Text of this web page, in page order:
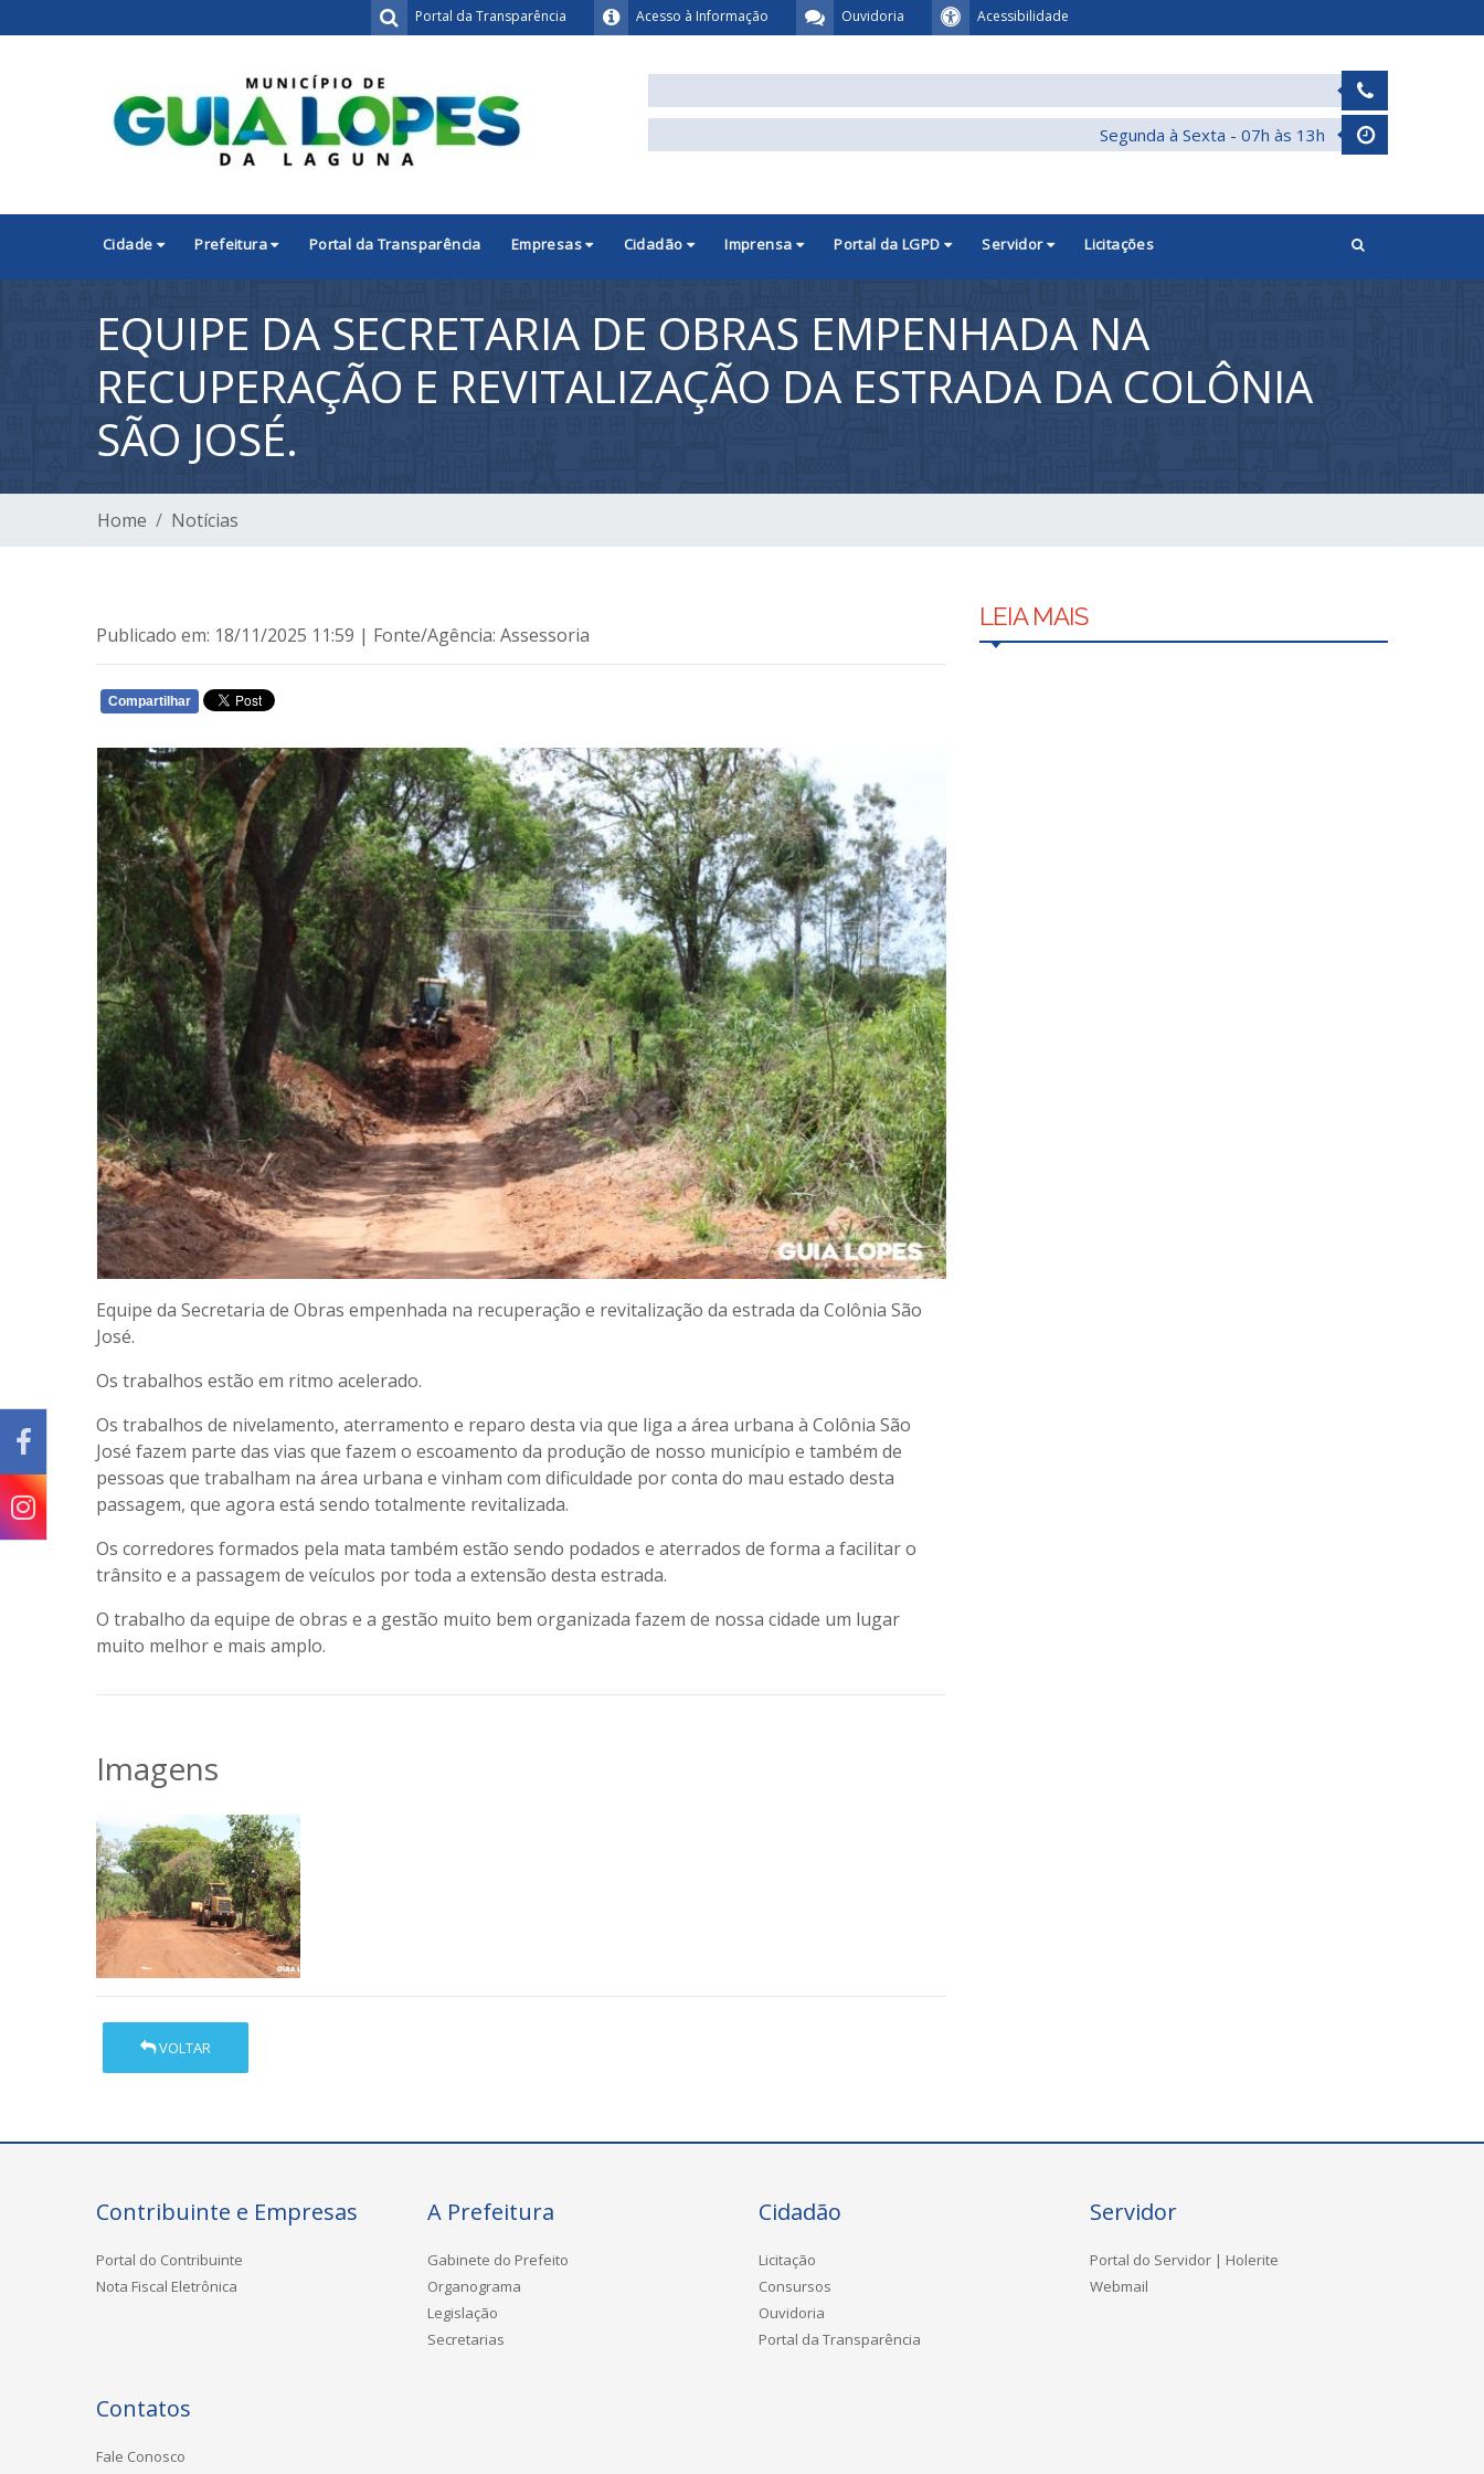
Acessibilidade
Ouvidoria
Acesso à Informação
Portal da Transparência
Segunda à Sexta - 07h às 13h
Cidade Prefeitura Portal da Transparência Empresas Cidadão Imprensa Portal da LGPD Servidor Licitações
EQUIPE DA SECRETARIA DE OBRAS EMPENHADA NA
RECUPERAÇÃO E REVITALIZAÇÃO DA ESTRADA DA COLÔNIA
SÃO JOSÉ.
Home Notícias
Publicado em: 18/11/2025 11:59 | Fonte/Agência: Assessoria
Compartilhar
Equipe da Secretaria de Obras empenhada na recuperação e revitalização da estrada da Colônia São
José.
Os trabalhos estão em ritmo acelerado.
Os trabalhos de nivelamento, aterramento e reparo desta via que liga a área urbana à Colônia São
José fazem parte das vias que fazem o escoamento da produção de nosso município e também de
pessoas que trabalham na área urbana e vinham com dificuldade por conta do mau estado desta
passagem, que agora está sendo totalmente revitalizada.
Os corredores formados pela mata também estão sendo podados e aterrados de forma a facilitar o
trânsito e a passagem de veículos por toda a extensão desta estrada.
O trabalho da equipe de obras e a gestão muito bem organizada fazem de nossa cidade um lugar
muito melhor e mais amplo.
Imagens
VOLTAR
LEIA MAIS
Contribuinte e Empresas
Portal do Contribuinte
Nota Fiscal Eletrônica
A Prefeitura
Gabinete do Prefeito
Organograma
Legislação
Secretarias
Cidadão
Licitação
Consursos
Ouvidoria
Portal da Transparência
Servidor
Portal do Servidor | Holerite
Webmail
Contatos
Fale Conosco